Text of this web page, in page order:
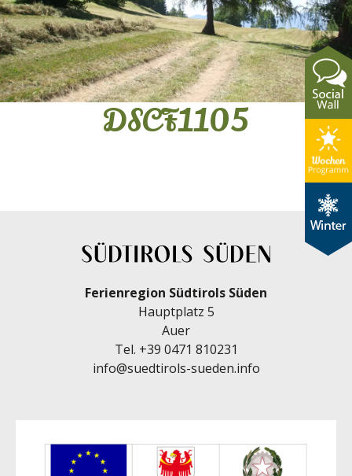
DSCF1105
Ferienregion Südtirols Süden
Hauptplatz 5
Auer
Tel. +39 0471 810231
info@suedtirols-sueden.info